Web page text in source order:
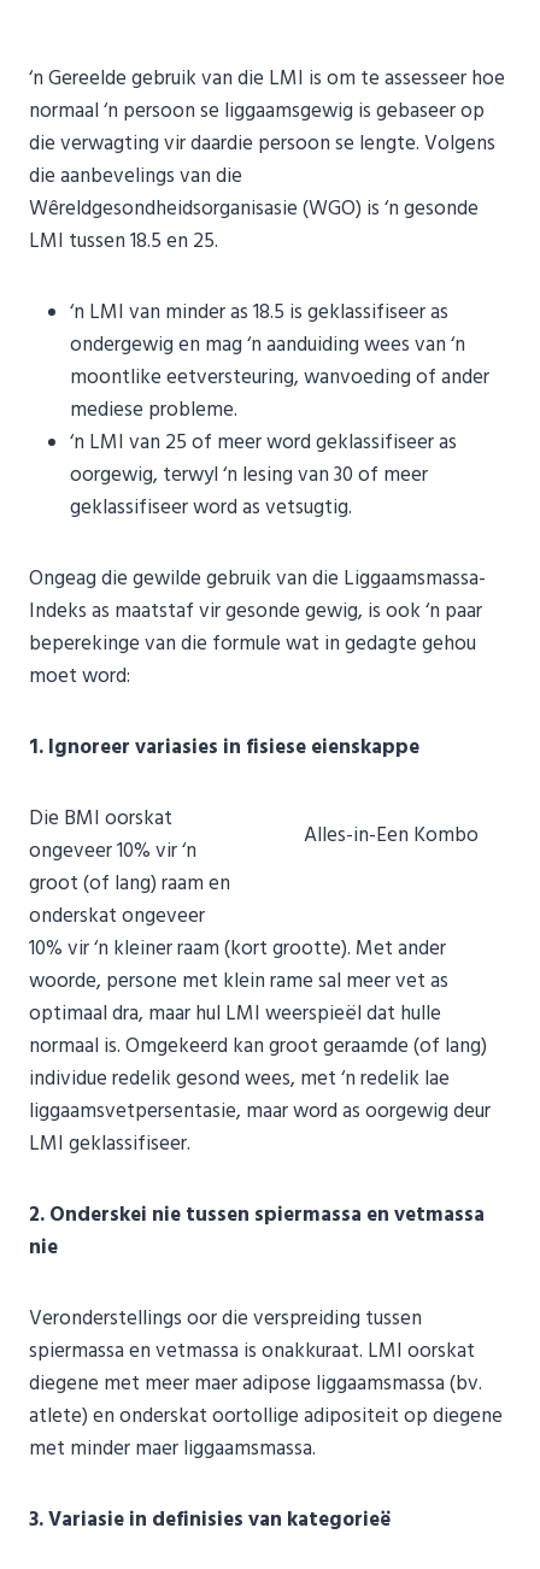
‘n Gereelde gebruik van die LMI is om te assesseer hoe
normaal ‘n persoon se liggaamsgewig is gebaseer op
die verwagting vir daardie persoon se lengte. Volgens
die aanbevelings van die
Wêreldgesondheidsorganisasie (WGO) is ‘n gesonde
LMI tussen 18.5 en 25.
‘n LMI van minder as 18.5 is geklassifiseer as
ondergewig en mag ‘n aanduiding wees van ‘n
moontlike eetversteuring, wanvoeding of ander
mediese probleme.
‘n LMI van 25 of meer word geklassifiseer as
oorgewig, terwyl ‘n lesing van 30 of meer
geklassifiseer word as vetsugtig.
Ongeag die gewilde gebruik van die Liggaamsmassa-
Indeks as maatstaf vir gesonde gewig, is ook ‘n paar
beperekinge van die formule wat in gedagte gehou
moet word:
1. Ignoreer variasies in fisiese eienskappe
Alles-in-Een Kombo
Die BMI oorskat
ongeveer 10% vir ‘n
groot (of lang) raam en
onderskat ongeveer
10% vir ‘n kleiner raam (kort grootte). Met ander
woorde, persone met klein rame sal meer vet as
optimaal dra, maar hul LMI weerspieël dat hulle
normaal is. Omgekeerd kan groot geraamde (of lang)
individue redelik gesond wees, met ‘n redelik lae
liggaamsvetpersentasie, maar word as oorgewig deur
LMI geklassifiseer.
2. Onderskei nie tussen spiermassa en vetmassa
nie
Veronderstellings oor die verspreiding tussen
spiermassa en vetmassa is onakkuraat. LMI oorskat
diegene met meer maer adipose liggaamsmassa (bv.
atlete) en onderskat oortollige adipositeit op diegene
met minder maer liggaamsmassa.
3. Variasie in definisies van kategorieë